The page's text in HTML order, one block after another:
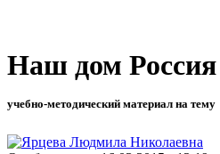
Наш дом Россия
учебно-методический материал на тему